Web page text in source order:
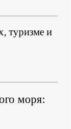
туризме и
моря: